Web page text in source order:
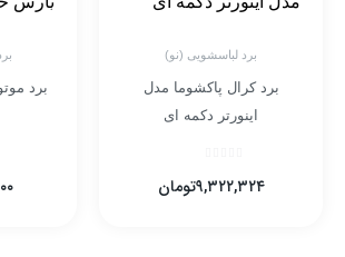
برد لباسشویی (نو)
برد کرال پاکشوما مدل
اینورتر دکمه ای
تومان۹,۳۲۲,۳۲۴
برد